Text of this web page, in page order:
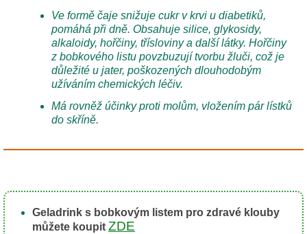
Ve formě čaje snižuje cukr v krvi u diabetiků,
pomáhá při dně. Obsahuje silice, glykosidy,
alkaloidy, hořčiny, třísloviny a další látky. Hořčiny
z bobkového listu povzbuzují tvorbu žluči, což je
důležité u jater, poškozených dlouhodobým
užíváním chemických léčiv.
Má rovněž účinky proti molům, vložením pár lístků
do skříně.
Geladrink s bobkovým listem pro zdravé klouby
můžete koupit ZDE